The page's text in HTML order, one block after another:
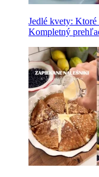
Jedlé kvety: Ktoré
Kompletný